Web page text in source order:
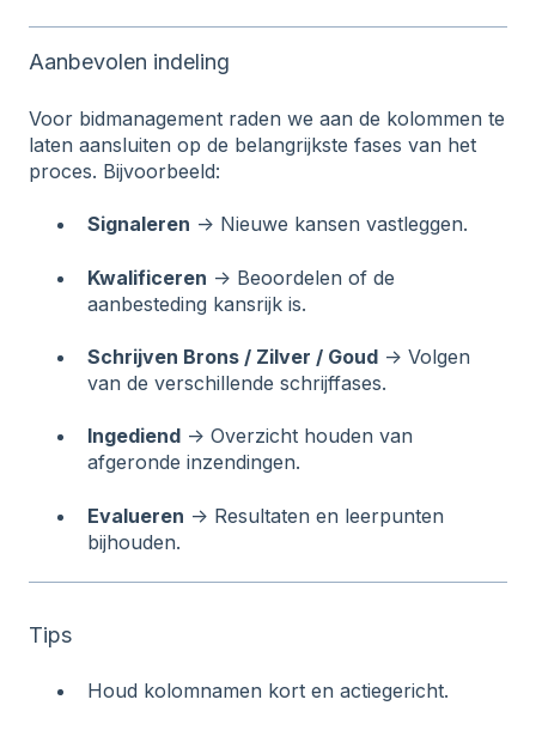
Aanbevolen indeling
Voor bidmanagement raden we aan de kolommen te
laten aansluiten op de belangrijkste fases van het
proces. Bijvoorbeeld:
Signaleren → Nieuwe kansen vastleggen.
Kwalificeren → Beoordelen of de
aanbesteding kansrijk is.
Schrijven Brons / Zilver / Goud → Volgen
van de verschillende schrijffases.
Ingediend → Overzicht houden van
afgeronde inzendingen.
Evalueren → Resultaten en leerpunten
bijhouden.
Tips
Houd kolomnamen kort en actiegericht.